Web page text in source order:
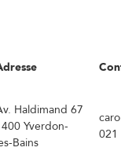
Haldimand 67
Yverdon-
Bains
021